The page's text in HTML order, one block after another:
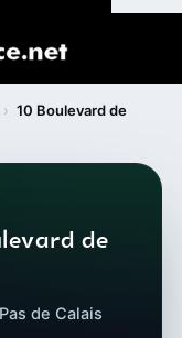
› 10 Boulevard de
de
de Calais